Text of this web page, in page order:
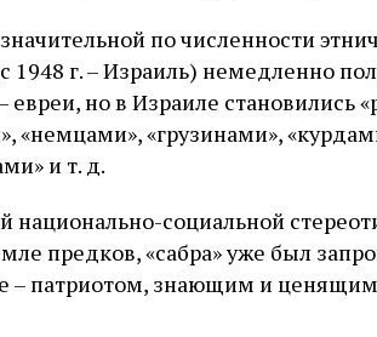
по численности
1948 г. – Израиль) немедленно
но в Израиле становились
«немцами», «грузинами»,
и т. д.
социальной
предков, «сабра» уже был
– патриотом, знающим и